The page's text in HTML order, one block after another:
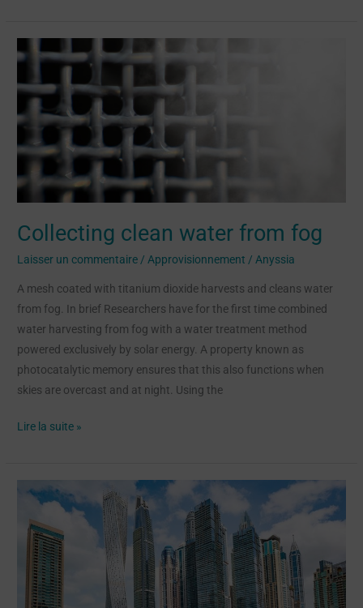
Collecting clean water from fog
Laisser un commentaire / Approvisionnement / Anyssia
A mesh coated with titanium dioxide harvests and cleans water
from fog. In brief Researchers have for the first time combined
water harvesting from fog with a water treatment method
powered exclusively by solar energy. A property known as
photocatalytic memory ensures that this also functions when
skies are overcast and at night. Using the
water
from
fog
Lire la suite »
Dubai
for
100%
recycled
water